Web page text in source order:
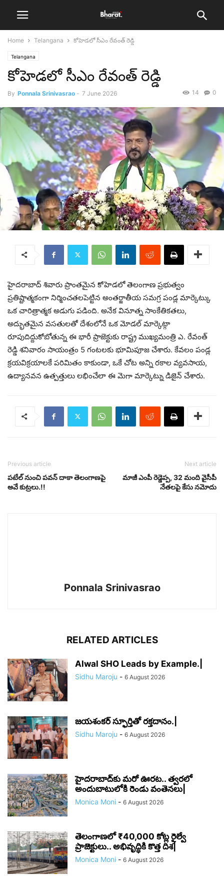
Home Telangana కోహెడలో సీఎం రేవంత్ రెడ్డి
Telangana
కోహెడలో సీఎం రేవంత్ రెడ్డి
By Ponnala Srinivasrao - 7 June 2026 0
14
హైదరాబాద్ శివారు ప్రాంతమైన కోహెడలో తెలంగాణ ప్రభుత్వం
ప్రతిష్టాత్మకంగా నిర్మించతలపెట్టిన అంతర్జాతీయ సమగ్ర పండ్ల మార్కెట్కు
ఒక చారిత్రాత్మక అడుగు పడింది. అనేక వినూత్న సాంకేతికతలు,
అద్భుతమైన వసతులతో దేశంలోనే ఒక మోడల్ మార్కెట్గా
రూపుదిద్దుకోబోతున్న ఈ భారీ ప్రాజెక్టుకు రాష్ట్ర ముఖ్యమంత్రి ఎ. రేవంత్
రెడ్డి శనివారం సాయంత్రం 5 గంటలకు భూమిపూజ చేశారు. కేవలం పండ్ల
క్రయవిక్రయాలకే పరిమితం కాకుండా, ఒకే చోట అన్ని రకాల వ్యవసాయ,
ఉద్యానవన ఉత్పత్తులు లభించేలా ఈ మెగా మార్కెట్ను డిజైన్ చేశారు.
Previous article
పటేల్ నుంచి పవన్ దాకా తెలంగాణపై
అవే కుట్రలు.!!
Next article
మాజీ ఎంపీ రెడ్డెప్ప, 32 మంది వైసీపీ
నేతలపై కేసు నమోదు
Ponnala Srinivasrao
RELATED ARTICLES
Alwal SHO Leads by Example.|
Sidhu Maroju - 6 August 2026
జయశంకర్ స్ఫూర్తితో రక్తదానం.|
Sidhu Maroju - 6 August 2026
హైదరాబాద్‌కు మరో ఊరట.. త్వరలో
అందుబాటులోకి రెండు వంతెనలు|
Monica Moni - 6 August 2026
తెలంగాణలో ₹40,000 కోట్ల రైల్వే
ప్రాజెక్టులు.. అభివృద్ధికి కొత్త దిశ|
Monica Moni - 6 August 2026